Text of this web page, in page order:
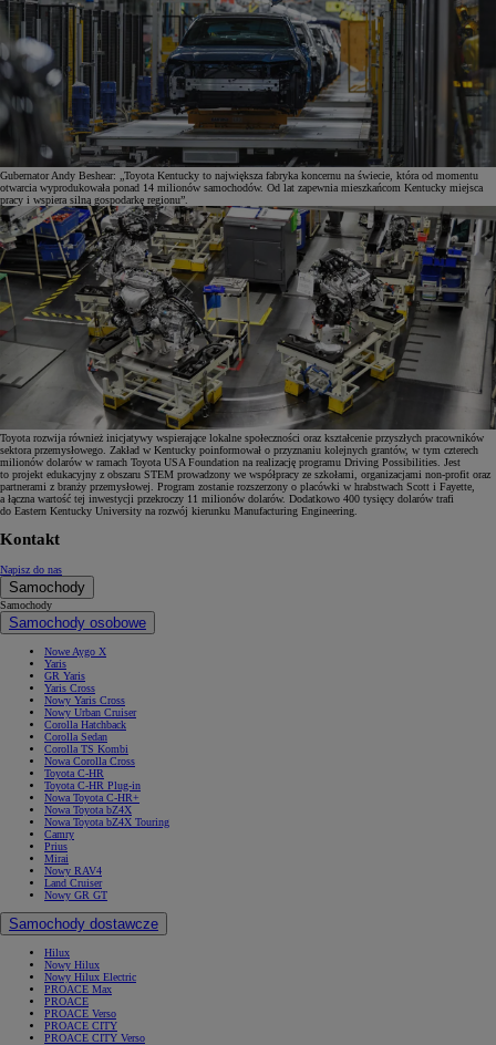
Gubernator Andy Beshear: „Toyota Kentucky to największa fabryka koncernu na świecie, która od momentu
otwarcia wyprodukowała ponad 14 milionów samochodów. Od lat zapewnia mieszkańcom Kentucky miejsca
pracy i wspiera silną gospodarkę regionu”.
Toyota rozwija również inicjatywy wspierające lokalne społeczności oraz kształcenie przyszłych pracowników
sektora przemysłowego. Zakład w Kentucky poinformował o przyznaniu kolejnych grantów, w tym czterech
milionów dolarów w ramach Toyota USA Foundation na realizację programu Driving Possibilities. Jest
to projekt edukacyjny z obszaru STEM prowadzony we współpracy ze szkołami, organizacjami non-profit oraz
partnerami z branży przemysłowej. Program zostanie rozszerzony o placówki w hrabstwach Scott i Fayette,
a łączna wartość tej inwestycji przekroczy 11 milionów dolarów. Dodatkowo 400 tysięcy dolarów trafi
do Eastern Kentucky University na rozwój kierunku Manufacturing Engineering.
Kontakt
Napisz do nas
Samochody
Samochody
Samochody osobowe
Nowe Aygo X
Yaris
GR Yaris
Yaris Cross
Nowy Yaris Cross
Nowy Urban Cruiser
Corolla Hatchback
Corolla Sedan
Corolla TS Kombi
Nowa Corolla Cross
Toyota C-HR
Toyota C-HR Plug-in
Nowa Toyota C-HR+
Nowa Toyota bZ4X
Nowa Toyota bZ4X Touring
Camry
Prius
Mirai
Nowy RAV4
Land Cruiser
Nowy GR GT
Samochody dostawcze
Hilux
Nowy Hilux
Nowy Hilux Electric
PROACE Max
PROACE
PROACE Verso
PROACE CITY
PROACE CITY Verso